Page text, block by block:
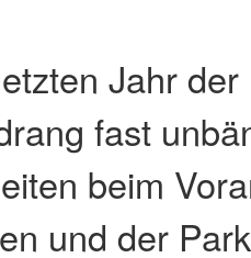
Jahr der
fast
beim
und der